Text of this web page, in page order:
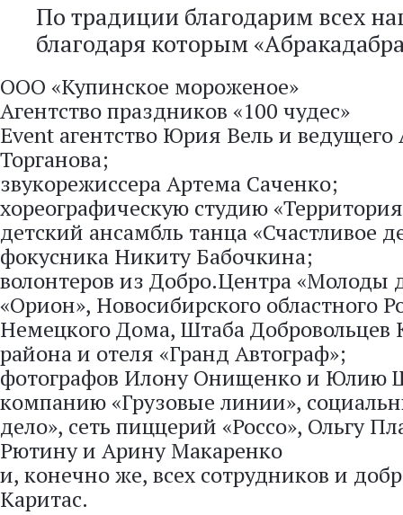
По традиции благодарим всех
благодаря которым
ООО «Купинское мороженое»
Агентство праздников «100 чудес»
Event агентство Юрия Вель и ведущего
Торганова;
звукорежиссера Артема Саченко;
хореографическую студию
детский ансамбль танца «Счастливое
фокусника Никиту Бабочкина;
волонтеров из Добро.Центра «Молоды
«Орион», Новосибирского областного
Немецкого Дома, Штаба Добровольцев
района и отеля «Гранд Автограф»;
фотографов Илону Онищенко и Юлию
компанию «Грузовые линии»,
дело», сеть пиццерий «Россо», Ольгу
Рютину и Арину Макаренко
и, конечно же, всех сотрудников и
Каритас.